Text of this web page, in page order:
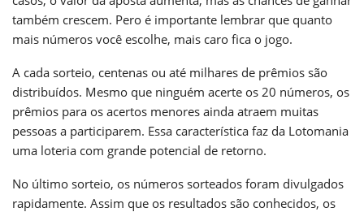
também crescem. Pero é importante lembrar que quanto
mais números você escolhe, mais caro fica o jogo.
A cada sorteio, centenas ou até milhares de prêmios são
distribuídos. Mesmo que ninguém acerte os 20 números, os
prêmios para os acertos menores ainda atraem muitas
pessoas a participarem. Essa característica faz da Lotomania
uma loteria com grande potencial de retorno.
No último sorteio, os números sorteados foram divulgados
rapidamente. Assim que os resultados são conhecidos, os